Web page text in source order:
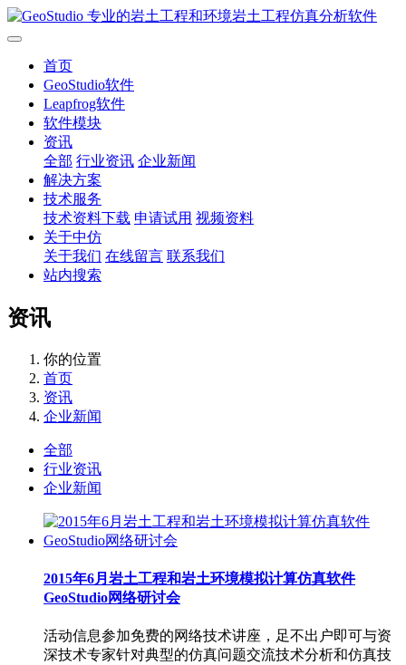
首页
GeoStudio软件
Leapfrog软件
软件模块
资讯
全部 行业资讯 企业新闻
解决方案
技术服务
技术资料下载 申请试用 视频资料
关于中仿
关于我们 在线留言 联系我们
站内搜索
资讯
你的位置
首页
资讯
企业新闻
全部
行业资讯
企业新闻
2015年6月岩土工程和岩土环境模拟计算仿真软件
GeoStudio网络研讨会
活动信息参加免费的网络技术讲座，足不出户即可与资
深技术专家针对典型的仿真问题交流技术分析和仿真技